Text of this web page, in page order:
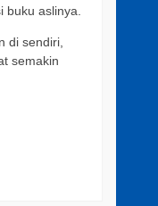
aslinya.
di sendiri,
semakin